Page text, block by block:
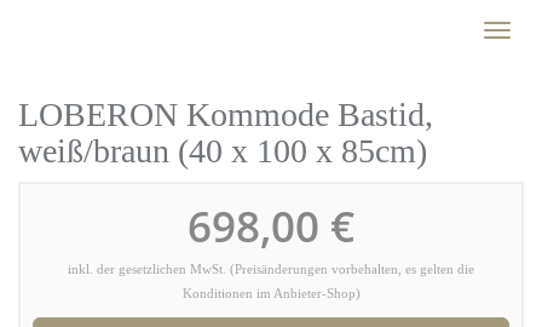
Toggle
LOBERON Kommode Bastid,
weiß/braun (40 x 100 x 85cm)
698,00 €
inkl. der gesetzlichen MwSt. (Preisänderungen vorbehalten, es gelten die
Konditionen im Anbieter-Shop)